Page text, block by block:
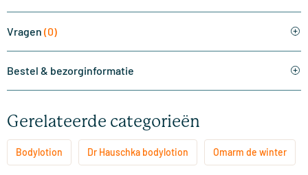
Vragen (0)
Bestel & bezorginformatie
Gerelateerde categorieën
Bodylotion Dr Hauschka bodylotion Omarm de winter